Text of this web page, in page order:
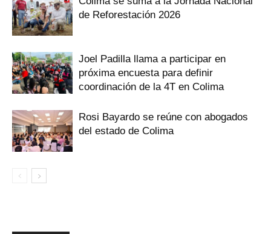
de Reforestación 2026
Joel Padilla llama a participar en
próxima encuesta para definir
coordinación de la 4T en Colima
Rosi Bayardo se reúne con abogados
del estado de Colima